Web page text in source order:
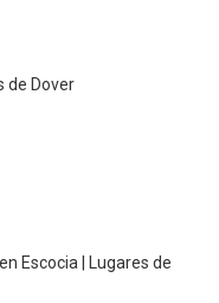
de Dover
Escocia | Lugares de